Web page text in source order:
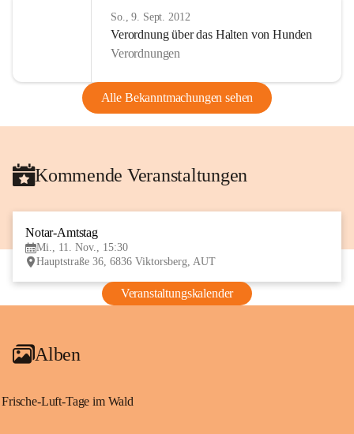
So., 9. Sept. 2012
Verordnung über das Halten von Hunden
Verordnungen
Alle Bekanntmachungen sehen
Kommende Veranstaltungen
Notar-Amtstag
Mi., 11. Nov., 15:30
Hauptstraße 36, 6836 Viktorsberg, AUT
Veranstaltungskalender
Alben
Frische-Luft-Tage im Wald